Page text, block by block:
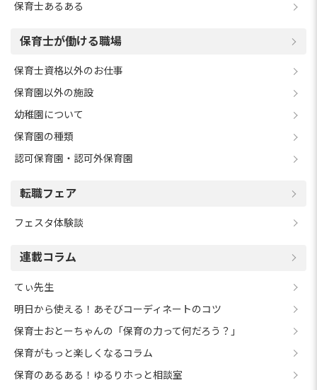
保育士あるある
保育士が働ける職場
保育士資格以外のお仕事
保育園以外の施設
幼稚園について
保育園の種類
認可保育園・認可外保育園
転職フェア
フェスタ体験談
連載コラム
てぃ先生
明日から使える！あそびコーディネートのコツ
保育士おとーちゃんの「保育の力って何だろう？」
保育がもっと楽しくなるコラム
保育のあるある！ゆるりホっと相談室